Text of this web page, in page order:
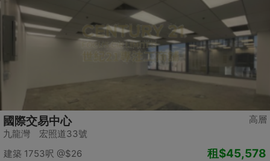
高層
國際交易中心
九龍灣 宏照道33號
建築 1753呎 @$26
租$45,578